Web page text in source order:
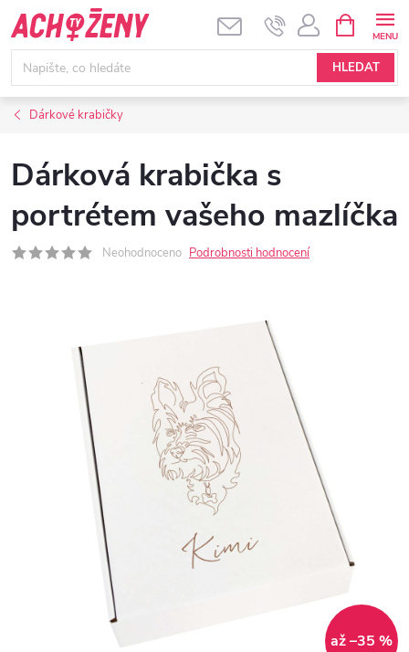
Přejít
na
obsah
HLEDAT
NÁKUPNÍ
KOŠÍK
Dárkové krabičky
Dárková krabička s
portrétem vašeho mazlíčka
Neohodnoceno Podrobnosti hodnocení
až –35 %